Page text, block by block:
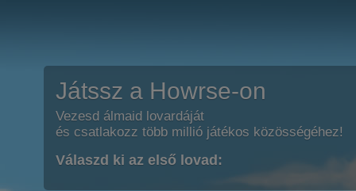
Játssz a Howrse-on
Vezesd álmaid lovardáját
és csatlakozz több millió játékos közösségéhez!
Válaszd ki az első lovad: